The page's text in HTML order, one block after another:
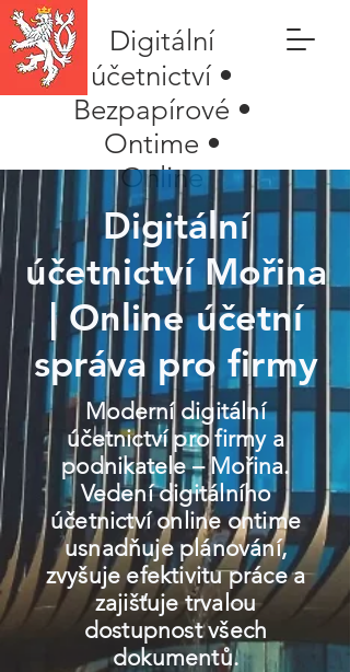
Digitální
účetnictví •
Bezpapírové •
Ontime •
Online
Digitální
účetnictví Mořina
| Online účetní
správa pro firmy
Moderní digitální
účetnictví pro firmy a
podnikatele – Mořina.
Vedení digitálního
účetnictví online ontime
usnadňuje plánování,
zvyšuje efektivitu práce a
zajišťuje trvalou
dostupnost všech
dokumentů.